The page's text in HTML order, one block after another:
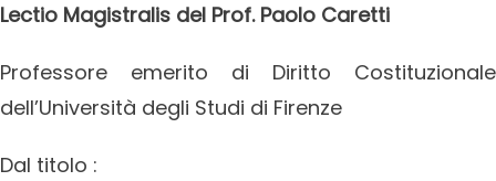
Lectio Magistralis del Prof. Paolo Caretti
Professore emerito di Diritto Costituzionale
dell’Università degli Studi di Firenze
Dal titolo :